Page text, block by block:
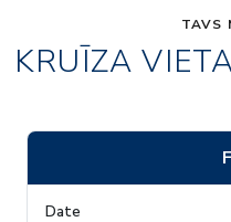
TAVS
KRUĪZA